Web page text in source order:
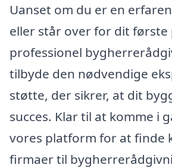
Uanset om du er en
eller står over for dit første
professionel
tilbyde den nødvendige
støtte, der sikrer, at dit
succes. Klar til at komme i
vores platform for at finde
firmaer til